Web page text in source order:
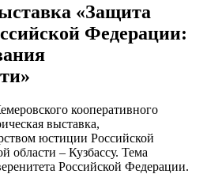
«Защита
Федерации:
кооперативного
выставка,
юстиции Российской
области – Кузбассу. Тема
Российской Федерации.